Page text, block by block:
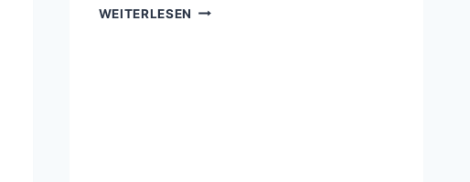
WEITERLESEN NEUJAHRSEMPFANG